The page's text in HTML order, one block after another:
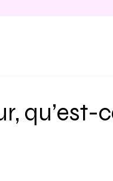
qu’est-